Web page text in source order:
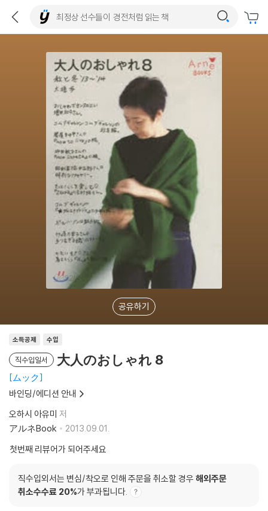
공유하기
소득공제 수입
직수입일서 大人のおしゃれ 8
ムック
바인딩/에디션 안내
오하시 아유미 저
アルネBook
2013.09.01.
첫번째 리뷰어가 되어주세요
직수입외서는 변심/착오로 인해 주문을 취소할 경우 해외주문
취소수수료 20%가 부과됩니다.